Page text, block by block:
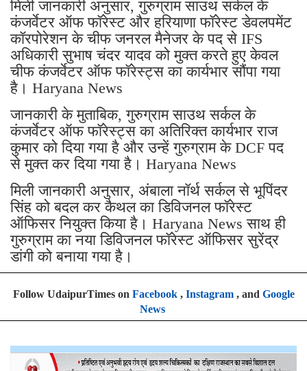
मिली जानकारी अनुसार, गुरुग्राम साउथ सर्कल के
कंजर्वेटर ऑफ फॉरेस्ट और हरियाणा फॉरेस्ट डेवलपमेंट
कॉरपोरेशन के चीफ जनरल मैनेजर के पद से IFS
अधिकारी सुभाष चंदर यादव को मुक्त करते हुए केवल
चीफ कंजर्वेटर ऑफ फॉरेस्ट्स का कार्यभार सौंपा गया
है। Haryana News
जानकारी के मुताबिक, गुरुग्राम साउथ सर्कल के
कंजर्वेटर ऑफ फॉरेस्ट्स का अतिरिक्त कार्यभार राज
कुमार को दिया गया है और उन्हें गुरुग्राम के DCF पद
से मुक्त कर दिया गया है। Haryana News
मिली जानकारी अनुसार, अंबाला नॉर्थ सर्कल से भूपिंदर
सिंह को बदल कर कैथल का डिविजनल फॉरेस्ट
ऑफिसर नियुक्त किया है। Haryana News साथ ही
गुरुग्राम का नया डिविजनल फॉरेस्ट ऑफिसर सुरेंद्र
डांगी को बनाया गया है।
Follow UdaipurTimes on Facebook, Instagram, and Google
News